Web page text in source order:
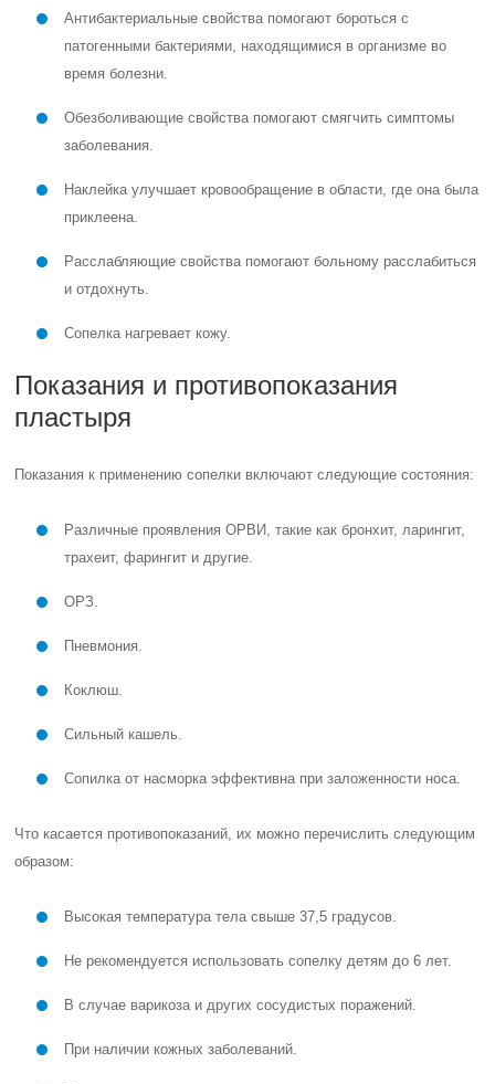
Антибактериальные свойства помогают бороться с
патогенными бактериями, находящимися в организме во
время болезни.
Обезболивающие свойства помогают смягчить симптомы
заболевания.
Наклейка улучшает кровообращение в области, где она была
приклеена.
Расслабляющие свойства помогают больному расслабиться
и отдохнуть.
Сопелка нагревает кожу.
Показания и противопоказания
пластыря
Показания к применению сопелки включают следующие состояния:
Различные проявления ОРВИ, такие как бронхит, ларингит,
трахеит, фарингит и другие.
ОРЗ.
Пневмония.
Коклюш.
Сильный кашель.
Сопилка от насморка эффективна при заложенности носа.
Что касается противопоказаний, их можно перечислить следующим
образом:
Высокая температура тела свыше 37,5 градусов.
Не рекомендуется использовать сопелку детям до 6 лет.
В случае варикоза и других сосудистых поражений.
При наличии кожных заболеваний.